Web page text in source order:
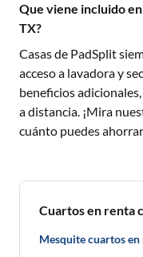
Que viene incluido
TX?
Casas de PadSplit
acceso a lavadora y
beneficios
a distancia. ¡Mira
cuánto puedes
Cuartos en renta
Mesquite cuartos en